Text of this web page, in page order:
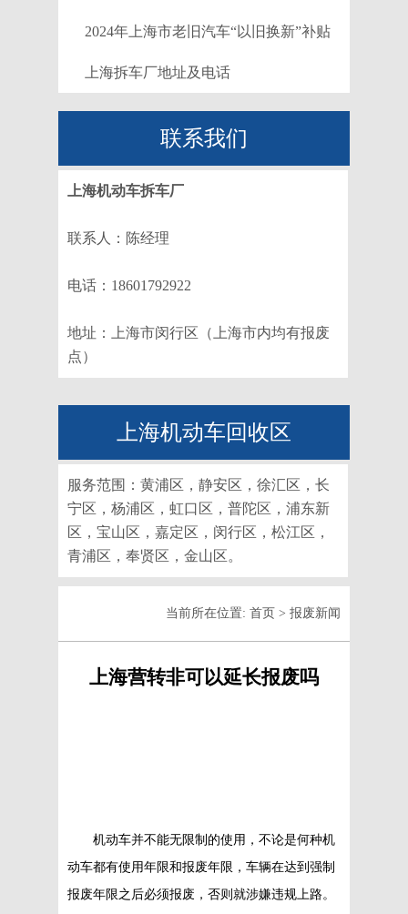
2024年上海市老旧汽车“以旧换新”补贴
实施细则
上海拆车厂地址及电话
联系我们
上海机动车拆车厂
联系人：陈经理
电话：18601792922
地址：上海市闵行区（上海市内均有报废
点）
上海机动车回收区
服务范围：黄浦区，静安区，徐汇区，长
宁区，杨浦区，虹口区，普陀区，浦东新
区，宝山区，嘉定区，闵行区，松江区，
青浦区，奉贤区，金山区。
当前所在位置: 首页 > 报废新闻
上海营转非可以延长报废吗
机动车并不能无限制的使用，不论是何种机
动车都有使用年限和报废年限，车辆在达到强制
报废年限之后必须报废，否则就涉嫌违规上路。